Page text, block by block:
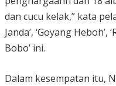
dan cucu kelak,” kata
Janda’, ‘Goyang Heboh’,
Bobo’ ini.
Dalam kesempatan itu,